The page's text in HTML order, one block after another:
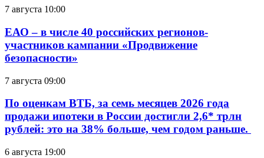
7 августа 10:00
ЕАО – в числе 40 российских регионов-
участников кампании «Продвижение
безопасности»
7 августа 09:00
По оценкам ВТБ, за семь месяцев 2026 года
продажи ипотеки в России достигли 2,6* трлн
рублей: это на 38% больше, чем годом раньше.
6 августа 19:00